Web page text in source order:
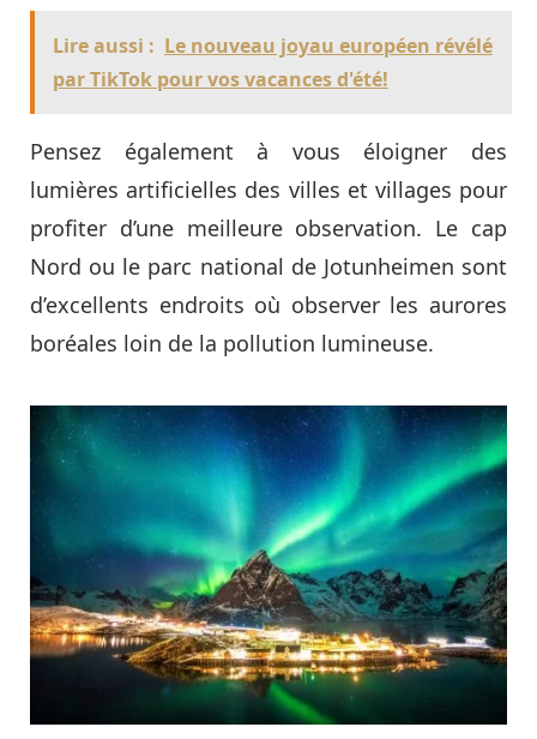
Lire aussi : Le nouveau joyau européen révélé
par TikTok pour vos vacances d'été!
Pensez également à vous éloigner des
lumières artificielles des villes et villages pour
profiter d’une meilleure observation. Le cap
Nord ou le parc national de Jotunheimen sont
d’excellents endroits où observer les aurores
boréales loin de la pollution lumineuse.